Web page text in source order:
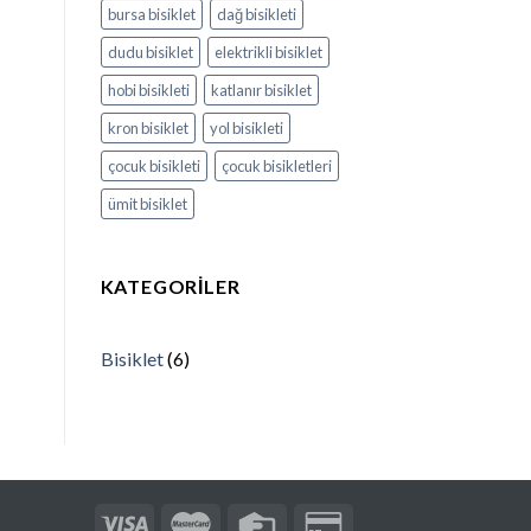
bursa bisiklet
dağ bisikleti
dudu bisiklet
elektrikli bisiklet
hobi bisikleti
katlanır bisiklet
kron bisiklet
yol bisikleti
çocuk bisikleti
çocuk bisikletleri
ümit bisiklet
KATEGORILER
Bisiklet(6)